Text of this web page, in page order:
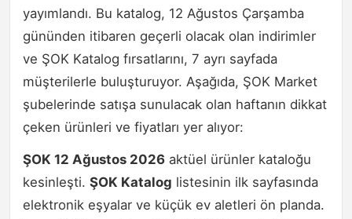
yayımlandı. Bu katalog, 12 Ağustos Çarşamba
gününden itibaren geçerli olacak olan indirimler
ve ŞOK Katalog fırsatlarını, 7 ayrı sayfada
müşterilerle buluşturuyor. Aşağıda, ŞOK Market
şubelerinde satışa sunulacak olan haftanın dikkat
çeken ürünleri ve fiyatları yer alıyor:
ŞOK 12 Ağustos 2026 aktüel ürünler kataloğu
kesinleşti. ŞOK Katalog listesinin ilk sayfasında
elektronik eşyalar ve küçük ev aletleri ön planda.